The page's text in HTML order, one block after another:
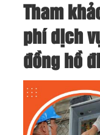
Tham
phí dịch
đồng hồ